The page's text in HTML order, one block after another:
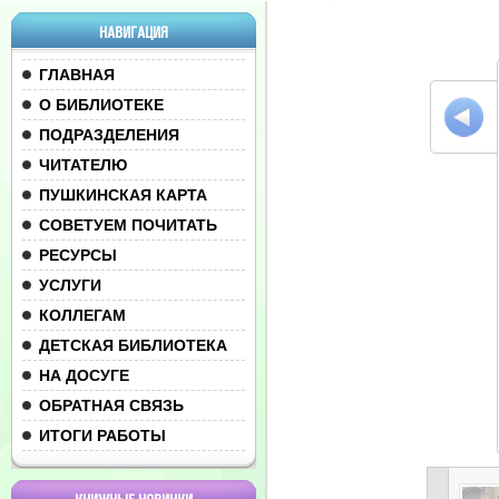
НАВИГАЦИЯ
ГЛАВНАЯ
О БИБЛИОТЕКЕ
ПОДРАЗДЕЛЕНИЯ
ЧИТАТЕЛЮ
ПУШКИНСКАЯ КАРТА
СОВЕТУЕМ ПОЧИТАТЬ
РЕСУРСЫ
УСЛУГИ
КОЛЛЕГАМ
ДЕТСКАЯ БИБЛИОТЕКА
НА ДОСУГЕ
ОБРАТНАЯ СВЯЗЬ
ИТОГИ РАБОТЫ